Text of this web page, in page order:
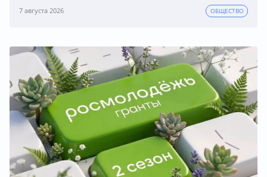
7 августа 2026 ОБЩЕСТВО